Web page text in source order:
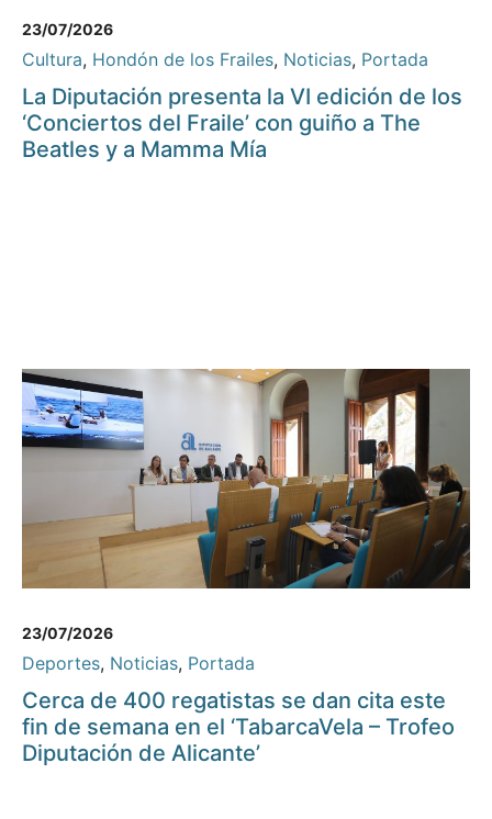
23/07/2026
Cultura, Hondón de los Frailes, Noticias, Portada
La Diputación presenta la VI edición de los
‘Conciertos del Fraile’ con guiño a The
Beatles y a Mamma Mía
23/07/2026
Deportes, Noticias, Portada
Cerca de 400 regatistas se dan cita este
fin de semana en el ‘TabarcaVela – Trofeo
Diputación de Alicante’